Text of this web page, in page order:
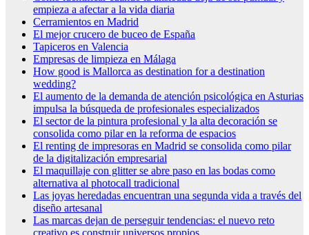
empieza a afectar a la vida diaria
Cerramientos en Madrid
El mejor crucero de buceo de España
Tapiceros en Valencia
Empresas de limpieza en Málaga
How good is Mallorca as destination for a destination
wedding?
El aumento de la demanda de atención psicológica en Asturias
impulsa la búsqueda de profesionales especializados
El sector de la pintura profesional y la alta decoración se
consolida como pilar en la reforma de espacios
El renting de impresoras en Madrid se consolida como pilar
de la digitalización empresarial
El maquillaje con glitter se abre paso en las bodas como
alternativa al photocall tradicional
Las joyas heredadas encuentran una segunda vida a través del
diseño artesanal
Las marcas dejan de perseguir tendencias: el nuevo reto